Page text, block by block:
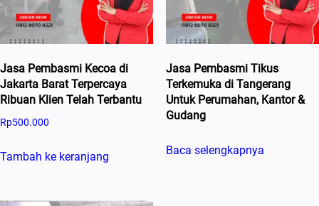
Jasa Pembasmi Kecoa di
Jakarta Barat Terpercaya
Ribuan Klien Telah Terbantu
Rp500.000
Tambah ke keranjang
Jasa Pembasmi Tikus
Terkemuka di Tangerang
Untuk Perumahan, Kantor &
Gudang
Baca selengkapnya